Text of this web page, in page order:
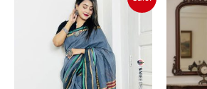
৳ 1,350.
price
is:
৳ 1,150.